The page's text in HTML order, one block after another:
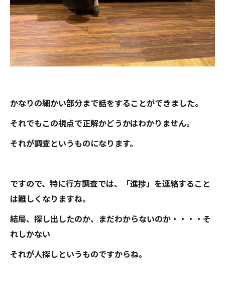
かなりの細かい部分まで話をすることができました。
それでもこの視点で正解かどうかはわかりません。
それが調査というものになります。
ですので、特に行方調査では、「進捗」を連絡すること
は難しくなりますね。
結局、探し出したのか、まだわからないのか・・・・そ
れしかない
それが人探しというものですからね。